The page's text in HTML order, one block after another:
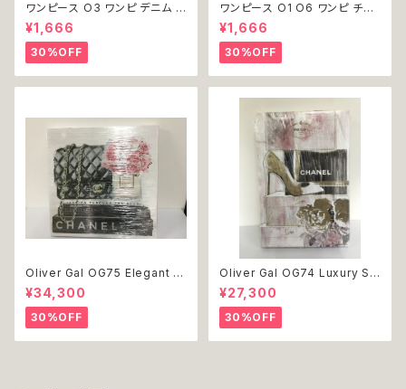
ワンピース O3 ワンピ デニム プ
リーツ レース 女の子 犬 犬服
小型 猫 服 洋服 ペット dog ド
ッグウェア おしゃれ かわいい 返
品交換不可
¥1,666
30%OFF
ワンピース O1 O6 ワンピ チュ
ール レース 花 フラワー 女の子
犬 犬服 小型 猫 服 洋服 ペット
dog ドッグウェア おしゃれ かわ
いい 返品交換不可
¥1,666
30%OFF
Oliver Gal OG75 Elegant E
ssentials Paris 絵 アート イ
ンテリア お祝い 贈り物 プレゼ
ント 結婚 新築 開店 周年 バー
スデイ 誕生日 ご褒美
¥34,300
30%OFF
Oliver Gal OG74 Luxury St
acked Shoes Rose Giftbo
x 絵 アート インテリア お祝い
贈り物 プレゼント 結婚 新築 開
店 周年 バースデイ 誕生日 ご褒
美
¥27,300
30%OFF